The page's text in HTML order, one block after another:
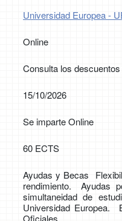
Universidad Europea -
Online
Consulta los
15/10/2026
Se imparte Online
60 ECTS
Ayudas y Becas
rendimiento. Ayudas
simultaneidad de
Universidad Europea.
Oficiales.